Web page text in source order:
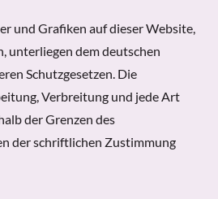
und Grafiken auf dieser Website,
unterliegen dem deutschen
Schutzgesetzen. Die
Verbreitung und jede Art
der Grenzen des
der schriftlichen Zustimmung